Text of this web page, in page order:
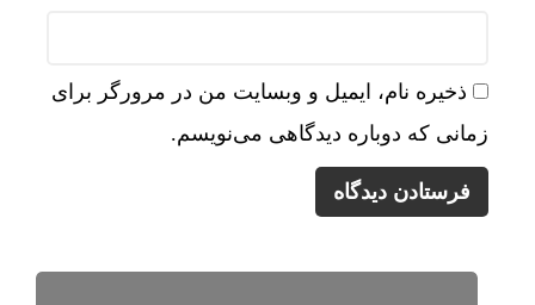
ذخیره نام، ایمیل و وبسایت من در مرورگر برای
زمانی که دوباره دیدگاهی می‌نویسم.